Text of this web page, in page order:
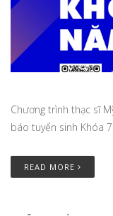
Chương trình thạc sĩ
báo tuyển sinh Khóa
READ MORE